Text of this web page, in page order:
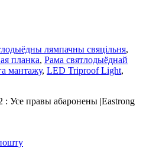
лямпачны свяцільня,
планка, Рама святлодыёднай
мантажу, LED Triproof Light,
: Усе правы абаронены |Eastrong